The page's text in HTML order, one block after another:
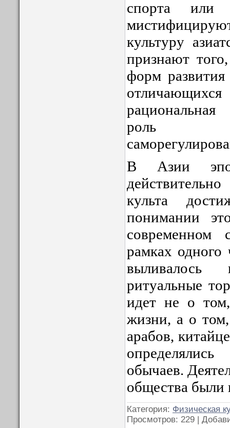
спорта или
культуру
признают
форм
роль
В Азии
культа
понимании
современном
рамках одного
выливалось
ритуальные
идет не о
жизни, а о
арабов,
обычаев.
общества были
Категория: Физическая
Просмотров: 229 |